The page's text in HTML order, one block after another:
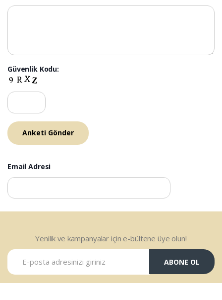
Güvenlik Kodu:
Email Adresi
Yenilik ve kampanyalar için e-bültene üye olun!
ABONE OL